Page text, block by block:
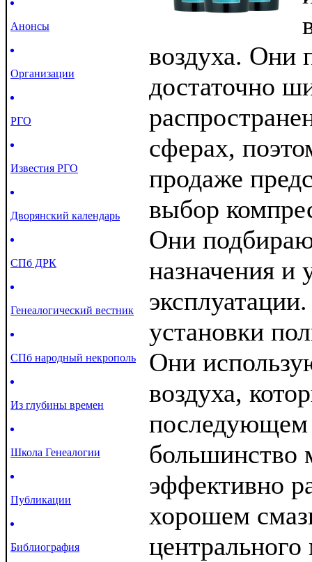
Анонсы
Организации
РГО
Известия РГО
Дворянский календарь
СПб ДРК
Генеалогический вестник
СПб народный некрополь
Из глубины времен
Школа Генеалогии
Публикации
Библиография
воздуха. Они
достаточно
сферах,
продаже
выбор
Они
назначения и
установки
Они
воздуха,
последующем
большинство
эффективно
хорошем